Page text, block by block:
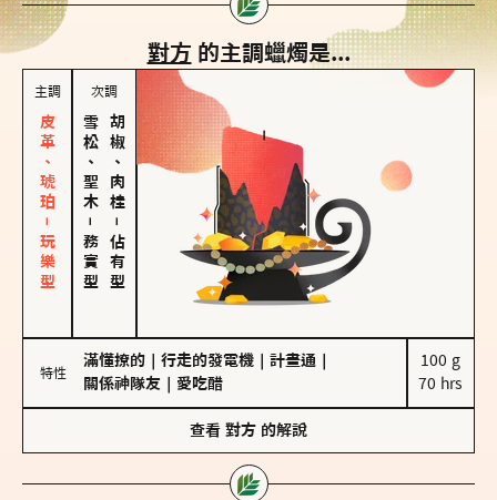
對方 的主調蠟燭是...
主調
皮革、琥珀－玩樂型
次調
雪松、聖木
－
務實型
胡椒、肉桂
－
佔有型
特性
滿懂撩的 行走的發電機 計畫通
關係神隊友
愛吃醋
100 g
70 hrs
查看 對方 的解說